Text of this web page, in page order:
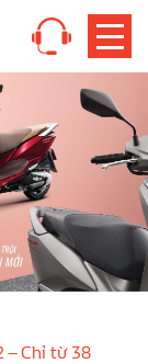
– Chỉ từ 38